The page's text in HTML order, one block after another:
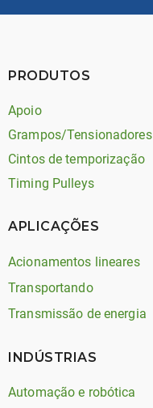
PRODUTOS
Apoio
Grampos/Tensionadores
Cintos de temporização
Timing Pulleys
APLICAÇÕES
Acionamentos lineares
Transportando
Transmissão de energia
INDÚSTRIAS
Automação e robótica